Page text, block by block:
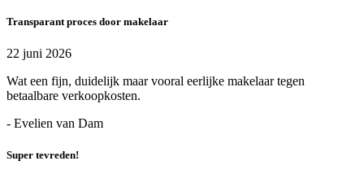
Transparant proces door makelaar
22 juni 2026
Wat een fijn, duidelijk maar vooral eerlijke makelaar tegen
betaalbare verkoopkosten.
- Evelien van Dam
Super tevreden!